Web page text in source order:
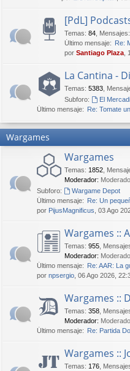
[PdL]
Temas: 84 Mensajes:
Último mensaje: Re:
por Santiago Plaza
La Cantina -
Temas: 5383
Subforo:
El
Último mensaje: Re: Tomate
Wargames
Wargames
Temas: 1852
Moderador:
Subforo:
Wargame Depot
Último mensaje: Re: Un
por PijusMagnificus , 03 Ago
Wargames ::
Temas: 955
Moderador:
Último mensaje: Re: AAR: La
por npsergio , 06 Ago 2026,
Wargames ::
Temas: 358
Moderador:
Último mensaje: Re: Partida
Wargames ::
Temas: 176